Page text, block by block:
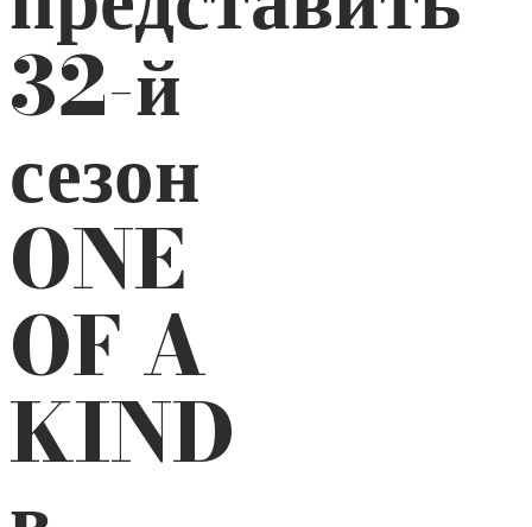
32-й
сезон
ONE
OF A
KIND